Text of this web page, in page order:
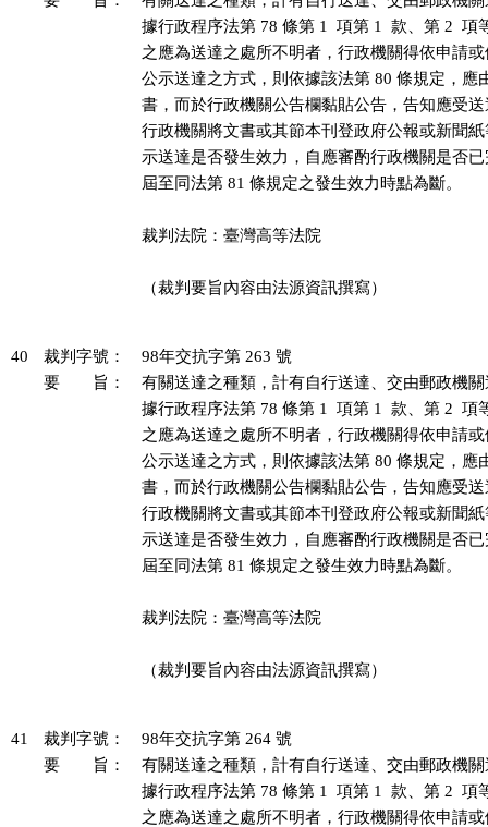
據行政程序法第 78 條第 1  項第 1  款、第 2  項
之應為送達之處所不明者，行政機關得依申請
公示送達之方式，則依據該法第 80 條規定，應
書，而於行政機關公告欄黏貼公告，告知應受
行政機關將文書或其節本刊登政府公報或新聞
示送達是否發生效力，自應審酌行政機關是否
屆至同法第 81 條規定之發生效力時點為斷。
裁判法院：臺灣高等法院
（裁判要旨內容由法源資訊撰寫）
40 裁判字號：
98年交抗字第 263 號
要 旨：
有關送達之種類，計有自行送達、交由郵政機
據行政程序法第 78 條第 1  項第 1  款、第 2  項
之應為送達之處所不明者，行政機關得依申請
公示送達之方式，則依據該法第 80 條規定，應
書，而於行政機關公告欄黏貼公告，告知應受
行政機關將文書或其節本刊登政府公報或新聞
示送達是否發生效力，自應審酌行政機關是否
屆至同法第 81 條規定之發生效力時點為斷。
裁判法院：臺灣高等法院
（裁判要旨內容由法源資訊撰寫）
41 裁判字號：
98年交抗字第 264 號
要 旨：
有關送達之種類，計有自行送達、交由郵政機
據行政程序法第 78 條第 1  項第 1  款、第 2  項
之應為送達之處所不明者，行政機關得依申請